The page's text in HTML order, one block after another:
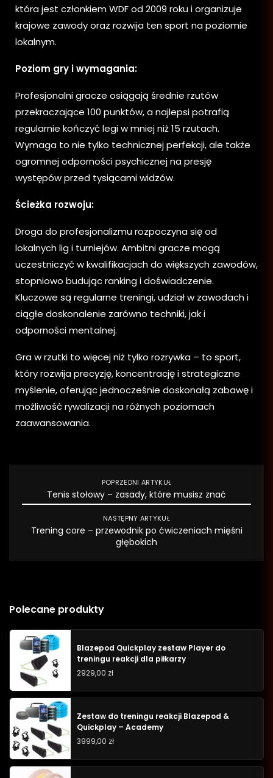
która jest członkiem WDF od 2009 roku i organizuje
krajowe zawody oraz rozwija ten sport na poziomie
lokalnym.
Poziom gry i wymagania:
Profesjonalni gracze osiągają średnie rzutów
przekraczające 100 punktów, a najlepsi potrafią
regularnie kończyć legi w mniej niż 15 rzutach.
Wymaga to nie tylko technicznej perfekcji, ale także
ogromnej odporności psychicznej na presję
występów przed tysiącami widzów.
Ścieżka rozwoju:
Droga do profesjonalizmu rozpoczyna się od
lokalnych lig i turniejów. Ambitni gracze mogą
uczestniczyć w kwalifikacjach do większych zawodów,
stopniowo budując ranking i doświadczenie.
Kluczowe są regularne treningi, udział w zawodach i
ciągłe doskonalenie zarówno techniki, jak i
odporności mentalnej.
Gra w rzutki to więcej niż tylko rozrywka – to sport,
który rozwija precyzję, koncentrację i strategiczne
myślenie, oferując jednocześnie doskonałą zabawę i
możliwość rywalizacji na różnych poziomach
zaawansowania.
POPRZEDNI ARTYKUŁ
Tenis stołowy – zasady, które musisz znać
NASTĘPNY ARTYKUŁ
Trening core – przewodnik po ćwiczeniach mięśni
głębokich
Polecane produkty
Blazepod Quickplay zestaw Player do
treningu reakcji dla piłkarzy
2929,00 zł
Zestaw do treningu reakcji Blazepod &
Quickplay – Academy
3999,00 zł